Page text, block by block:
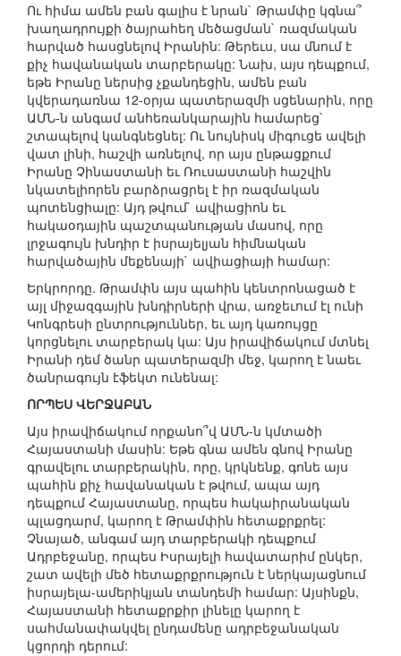
Ու հիմա ամեն բան գալիս է նրան` Թրամփը կգնա՞
խաղադրույքի ծայրահեղ մեծացման` ռազմական
հարված հասցնելով Իրանին: Թերեւս, սա մնում է
քիչ հավանական տարբերակը: Նախ, այս դեպքում,
եթե Իրանը ներսից չքանդեցին, ամեն բան
կվերադառնա 12-օրյա պատերազմի սցենարին, որը
ԱՄՆ-ն անգամ անհեռանկարային համարեց`
շտապելով կանգնեցնել: Ու նույնիսկ միգուցե ավելի
վատ լինի, հաշվի առնելով, որ այս ընթացքում
Իրանը Չինաստանի եւ Ռուսաստանի հաշվին
նկատելիորեն բարձրացրել է իր ռազմական
պոտենցիալը: Այդ թվում` ավիացիոն եւ
հակաօդային պաշտպանության մասով, որը
լրջագույն խնդիր է իսրայելյան հիմնական
հարվածային մեքենայի` ավիացիայի համար:
Երկրորդը. Թրամփն այս պահին կենտրոնացած է
այլ միջազգային խնդիրների վրա, առջեւում էլ ունի
Կոնգրեսի ընտրություններ, եւ այդ կառույցը
կորցնելու տարբերակ կա: Այս իրավիճակում մտնել
Իրանի դեմ ծանր պատերազմի մեջ, կարող է նաեւ
ծանրագույն էֆեկտ ունենալ:
ՈՐՊԵՍ ՎԵՐՋԱԲԱՆ
Այս իրավիճակում որքանո՞վ ԱՄՆ-ն կմտածի
Հայաստանի մասին: Եթե գնա ամեն գնով Իրանը
գրավելու տարբերակին, որը, կրկնենք, գոնե այս
պահին քիչ հավանական է թվում, ապա այդ
դեպքում Հայաստանը, որպես հակաիրանական
պլացդարմ, կարող է Թրամփին հետաքրքրել:
Չնայած, անգամ այդ տարբերակի դեպքում
Ադրբեջանը, որպես Իսրայելի հավատարիմ ընկեր,
շատ ավելի մեծ հետաքրքրություն է ներկայացնում
իսրայելա-ամերիկյան տանդեմի համար: Այսինքն,
Հայաստանի հետաքրքիր լինելը կարող է
սահմանափակվել ընդամենը ադրբեջանական
կցորդի դերում: